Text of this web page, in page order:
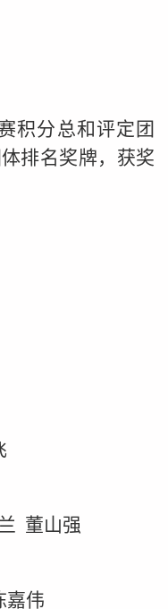
积分总和评定团
排名奖牌，获奖
董山强
嘉伟